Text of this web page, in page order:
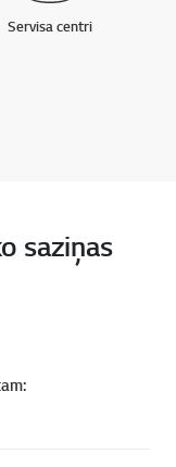
Servisa centri
saziņas